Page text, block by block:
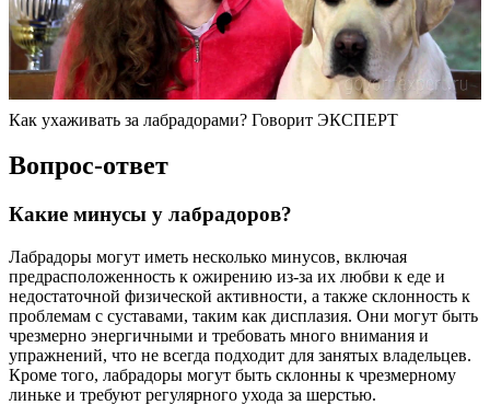
Как ухаживать за лабрадорами? Говорит ЭКСПЕРТ
Вопрос-ответ
Какие минусы у лабрадоров?
Лабрадоры могут иметь несколько минусов, включая
предрасположенность к ожирению из-за их любви к еде и
недостаточной физической активности, а также склонность к
проблемам с суставами, таким как дисплазия. Они могут быть
чрезмерно энергичными и требовать много внимания и
упражнений, что не всегда подходит для занятых владельцев.
Кроме того, лабрадоры могут быть склонны к чрезмерному
линьке и требуют регулярного ухода за шерстью.